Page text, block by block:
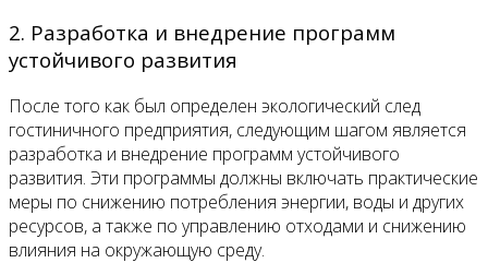
2. Разработка и внедрение программ
устойчивого развития
После того как был определен экологический след
гостиничного предприятия, следующим шагом является
разработка и внедрение программ устойчивого
развития. Эти программы должны включать практические
меры по снижению потребления энергии, воды и других
ресурсов, а также по управлению отходами и снижению
влияния на окружающую среду.